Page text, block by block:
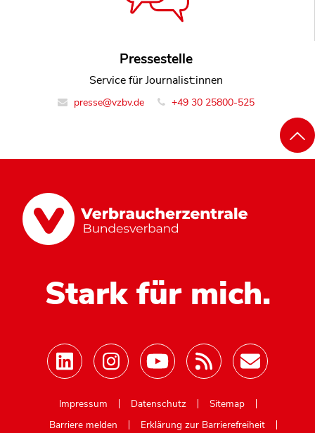
Pressestelle
Service für Journalist:innen
presse@vzbv.de +49 30 25800-525
Stark für mich.
Impressum
Datenschutz
Sitemap
Barriere melden
Erklärung zur Barrierefreiheit